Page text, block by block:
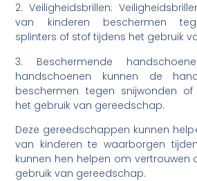
2. Veiligheidsbrillen:
van kinderen beschermen
splinters of stof tijdens het gebruik
3. Beschermende
handschoenen kunnen de
beschermen tegen snijwonden of
het gebruik van gereedschap.
Deze gereedschappen kunnen
van kinderen te waarborgen
kunnen hen helpen om vertrouwen
gebruik van gereedschap.